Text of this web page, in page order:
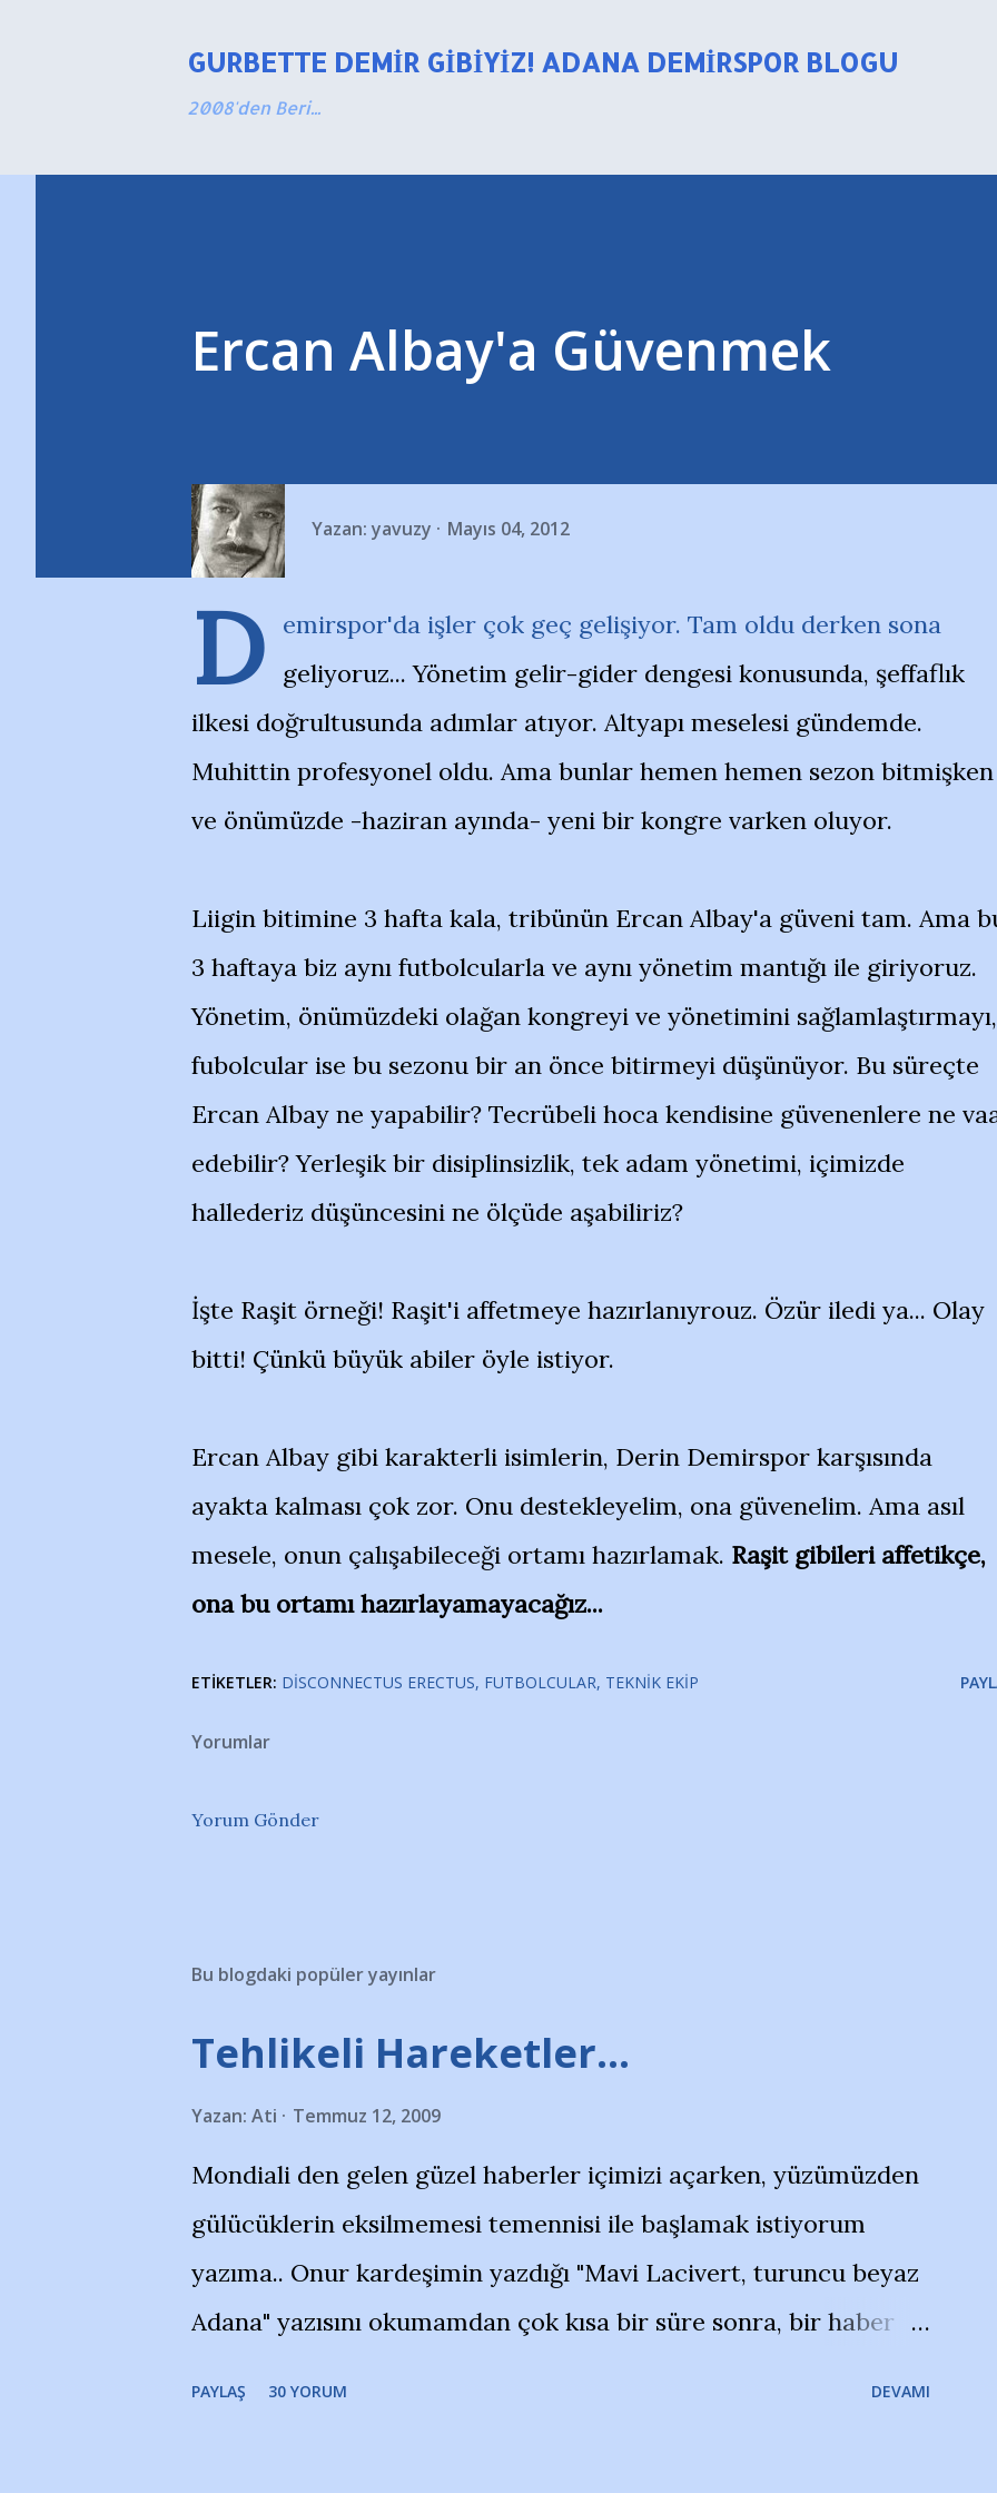
GURBETTE DEMIR GIBIYIZ! ADANA DEMIRSPOR BLOGU
2008'den Beri...
Ercan Albay'a Güvenmek
Yazan: yavuzy Mayıs 04, 2012
D
emirspor'da işler çok geç gelişiyor. Tam oldu derken sona
geliyoruz... Yönetim gelir-gider dengesi konusunda, şeffaflık
ilkesi doğrultusunda adımlar atıyor. Altyapı meselesi gündemde.
Muhittin profesyonel oldu. Ama bunlar hemen hemen sezon bitmişken
ve önümüzde -haziran ayında- yeni bir kongre varken oluyor.
Liigin bitimine 3 hafta kala, tribünün Ercan Albay'a güveni tam. Ama
3 haftaya biz aynı futbolcularla ve aynı yönetim mantığı ile giriyoruz.
Yönetim, önümüzdeki olağan kongreyi ve yönetimini sağlamlaştırmayı,
fubolcular ise bu sezonu bir an önce bitirmeyi düşünüyor. Bu süreçte
Ercan Albay ne yapabilir? Tecrübeli hoca kendisine güvenenlere ne
edebilir? Yerleşik bir disiplinsizlik, tek adam yönetimi, içimizde
hallederiz düşüncesini ne ölçüde aşabiliriz?
İşte Raşit örneği! Raşit'i affetmeye hazırlanıyrouz. Özür iledi ya... Olay
bitti! Çünkü büyük abiler öyle istiyor.
Ercan Albay gibi karakterli isimlerin, Derin Demirspor karşısında
ayakta kalması çok zor. Onu destekleyelim, ona güvenelim. Ama asıl
mesele, onun çalışabileceği ortamı hazırlamak. Raşit gibileri affetikçe,
ona bu ortamı hazırlayamayacağız...
ETIKETLER: DISCONNECTUS ERECTUS FUTBOLCULAR TEKNIK EKIP
Yorumlar
Yorum Gönder
Bu blogdaki popüler yayınlar
Tehlikeli Hareketler...
Yazan: Ati Temmuz 12, 2009
Mondiali den gelen güzel haberler içimizi açarken, yüzümüzden
gülücüklerin eksilmemesi temennisi ile başlamak istiyorum
yazıma.. Onur kardeşimin yazdığı "Mavi Lacivert, turuncu beyaz
Adana" yazısını okumamdan çok kısa bir süre sonra, bir haber
PAYLAŞ 30 YORUM DEVAMI